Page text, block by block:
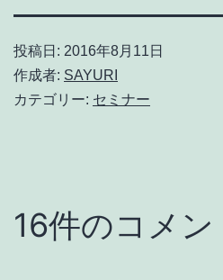
投稿日: 2016年8月11日
作成者: SAYURI
カテゴリー: セミナー
16件のコメン